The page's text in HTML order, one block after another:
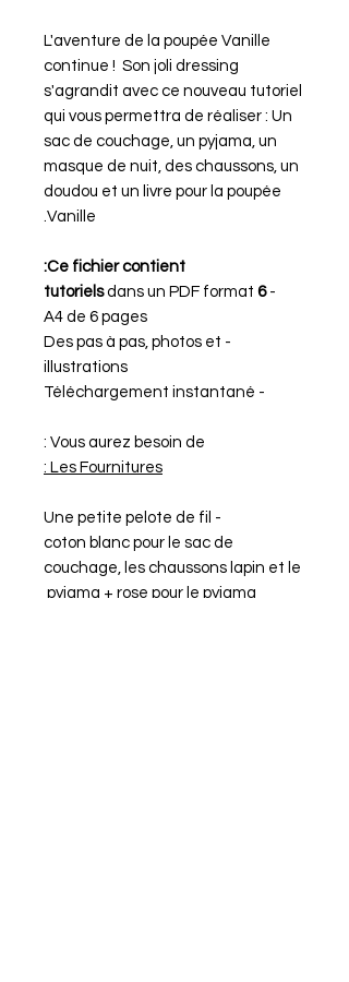
L'aventure de la poupée Vanille
continue ! Son joli dressing
s'agrandit avec ce nouveau tutoriel
qui vous permettra de réaliser : Un
sac de couchage, un pyjama, un
masque de nuit, des chaussons, un
doudou et un livre pour la poupée
Vanille.
Ce fichier contient:
-
6 tutoriels
dans un PDF format
A4 de 6 pages
- Des pas à pas, photos et
illustrations
- Téléchargement instantané
Vous aurez besoin de :
Les Fournitures :
- Une petite pelote de fil
coton blanc pour le sac de
couchage, les chaussons lapin et le
pyjama + rose pour le pyjama